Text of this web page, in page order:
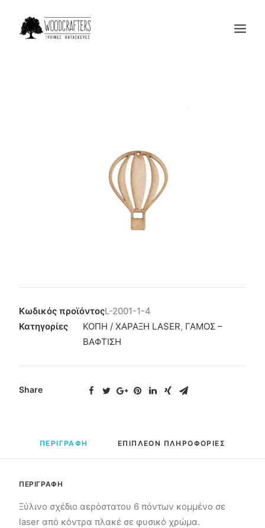
Κωδικός προϊόντοςL-2001-1-4
Κατηγορίες
ΚΟΠΗ / ΧΑΡΑΞΗ LASER, ΓΑΜΟΣ –
ΒΑΦΤΙΣΗ
Share
ΠΕΡΙΓΡΑΦΗ ΕΠΙΠΛΕΟΝ ΠΛΗΡΟΦΟΡΙΕΣ
ΠΕΡΙΓΡΑΦΗ
Ξύλινο σχέδιο αερόστατου 6 πόντων κομμένο σε
laser από κόντρα πλακέ σε φυσικό χρώμα.